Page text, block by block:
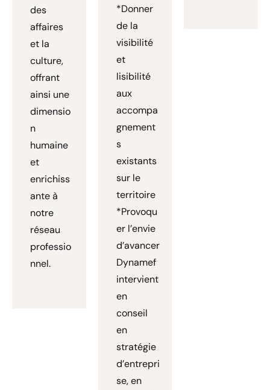
des
affaires
et la
culture,
offrant
ainsi une
dimensio
n
humaine
et
enrichiss
ante à
notre
réseau
professio
nnel.
*Donner
de la
visibilité
et
lisibilité
aux
accompa
gnement
s
existants
sur le
territoire
*Provoqu
er l’envie
d’avancer
Dynamef
intervient
en
conseil
en
stratégie
d’entrepri
se, en